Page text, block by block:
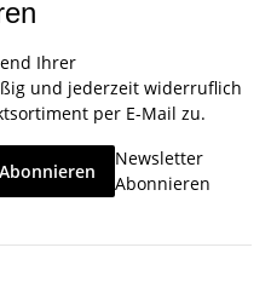
Ihrer
und jederzeit widerruflich
per E-Mail zu.
Abonnieren
Newsletter
Abonnieren